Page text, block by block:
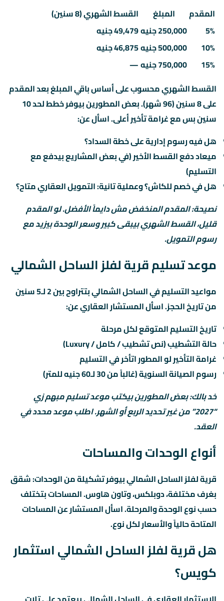
المقدم المبلغ
القسط الشهري (8 سنين)
5%
250,000 جنيه
49,479 جنيه
10%
500,000 جنيه
46,875 جنيه
15%
750,000 جنيه
—
القسط الشهري محسوب على أساس باقي المبلغ بعد المقدم
على 8 سنين (96 شهر). بعض المطورين بيوفر خطط لحد 10
سنين بس مع غرامة تأخير أعلى. اسأل عن:
هل فيه رسوم إدارية على خطة السداد؟
ميعاد دفع القسط الأخير (في بعض المشاريع بيدفع مع
التسليم)
هل في خصم للكاش؟ وعملية تانية: التمويل العقاري متاح؟
نصيحة: المقدم المنخفض مش دايماً الأفضل. لو المقدم
قليل، القسط الشهري بيبقى كبير وسعر الوحدة بيزيد مع
رسوم التمويل.
موعد تسليم قرية لفلز الساحل الشمالي
مواعيد التسليم في الساحل الشمالي بتتراوح بين 2 لـ5 سنين
من تاريخ الحجز. اسأل المستشار العقاري عن:
تاريخ التسليم المتوقع لكل مرحلة
حالة التشطيب (نص تشطيب / كامل / Luxury)
غرامة التأخير لو المطور اتأخر في التسليم
رسوم الصيانة السنوية (غالباً من 30 لـ60 جنيه للمتر)
خد بالك: بعض المطورين بيكتب موعد تسليم مبهم زي
“2027” من غير تحديد الربع أو الشهر. اطلب موعد محدد في
العقد.
أنواع الوحدات والمساحات
قرية لفلز الساحل الشمالي بيوفر تشكيلة من الوحدات: شقق
بغرف مختلفة، دوبلكس، وتاون هاوس. المساحات بتختلف
حسب نوع الوحدة والمرحلة. اسأل المستشار عن المساحات
المتاحة حالياً والأسعار لكل نوع.
هل قرية لفلز الساحل الشمالي استثمار
كويس؟